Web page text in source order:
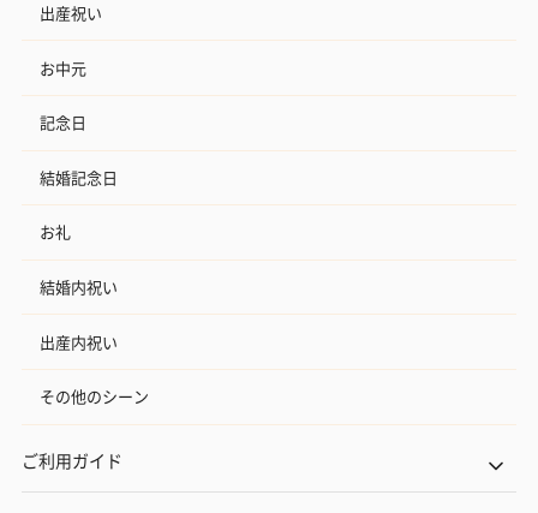
出産祝い
お中元
記念日
結婚記念日
お礼
結婚内祝い
出産内祝い
その他のシーン
ご利用ガイド